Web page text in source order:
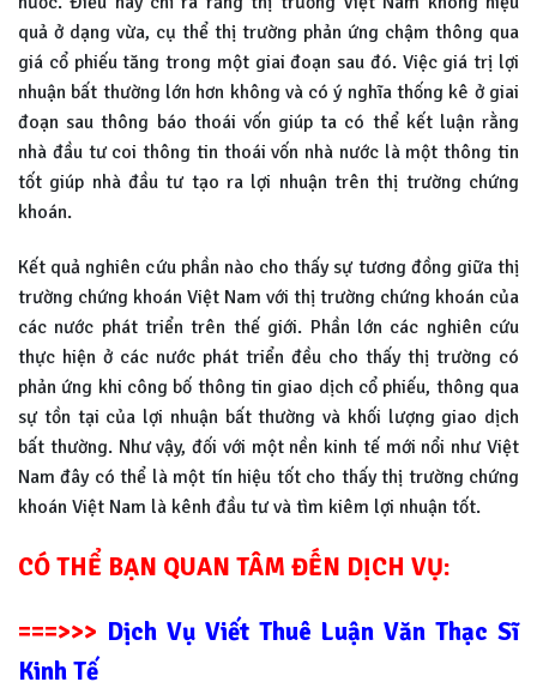
quả ở dạng vừa, cụ thể thị trường phản ứng chậm thông qua
giá cổ phiếu tăng trong một giai đoạn sau đó. Việc giá trị lợi
nhuận bất thường lớn hơn không và có ý nghĩa thống kê ở giai
đoạn sau thông báo thoái vốn giúp ta có thể kết luận rằng
nhà đầu tư coi thông tin thoái vốn nhà nước là một thông tin
tốt giúp nhà đầu tư tạo ra lợi nhuận trên thị trường chứng
khoán.
Kết quả nghiên cứu phần nào cho thấy sự tương đồng giữa thị
trường chứng khoán Việt Nam với thị trường chứng khoán của
các nước phát triển trên thế giới. Phần lớn các nghiên cứu
thực hiện ở các nước phát triển đều cho thấy thị trường có
phản ứng khi công bố thông tin giao dịch cổ phiếu, thông qua
sự tồn tại của lợi nhuận bất thường và khối lượng giao dịch
bất thường. Như vậy, đối với một nền kinh tế mới nổi như Việt
Nam đây có thể là một tín hiệu tốt cho thấy thị trường chứng
khoán Việt Nam là kênh đầu tư và tìm kiêm lợi nhuận tốt.
CÓ THỂ BẠN QUAN TÂM ĐẾN DỊCH VỤ:
===>>> Dịch Vụ Viết Thuê Luận Văn Thạc Sĩ
Kinh Tế